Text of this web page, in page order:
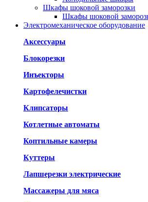
Шкафы шоковой заморозки
Шкафы шоковой
Электромеханическое оборудование
Аксессуары
Блокорезки
Инъекторы
Картофелечистки
Клипсаторы
Котлетные автоматы
Коптильные камеры
Куттеры
Лапшерезки электрические
Массажеры для мяса